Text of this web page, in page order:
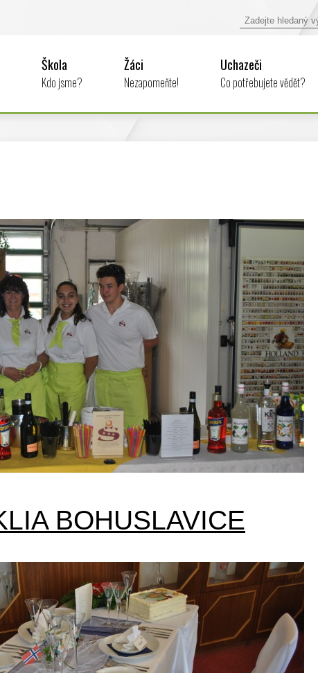
Škola
Kdo jsme?
Žáci
Nezapomeňte!
Uchazeči
Co potřebujete vědět?
BOHUSLAVICE